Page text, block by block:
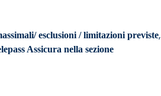
esclusioni / limitazioni previste,
Assicura nella sezione